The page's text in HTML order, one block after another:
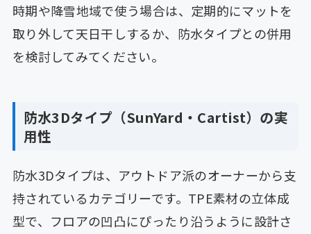
時期や降雪地域で使う場合は、定期的にマットを
取り外して天日干しするか、防水タイプとの併用
を検討してみてください。
防水3Dタイプ（SunYard・Cartist）の実
用性
防水3Dタイプは、アウトドア派のオーナーから支
持されているカテゴリーです。TPE素材の立体成
型で、フロアの凹凸にぴったり沿うように設計さ